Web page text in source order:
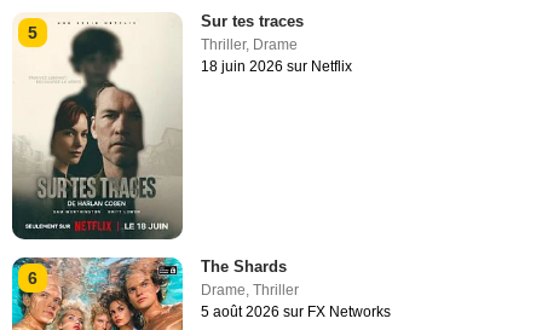
5
Sur tes traces
Thriller, Drame
18 juin 2026 sur Netflix
6
The Shards
Drame,Thriller
5 août 2026 sur FX Networks